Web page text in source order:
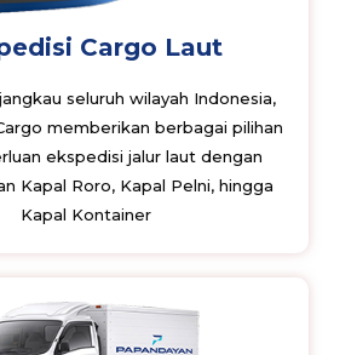
Cargo Laut
seluruh wilayah Indonesia,
memberikan berbagai pilihan
ekspedisi jalur laut dengan
Kapal Roro, Kapal Pelni, hingga
Kapal Kontainer